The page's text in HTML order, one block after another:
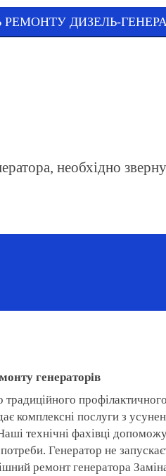
ДИЗЕЛЬ-
необхідно
генераторів
комплексні послуги з
технічні фахівці
Генератор не
ремонт генератора